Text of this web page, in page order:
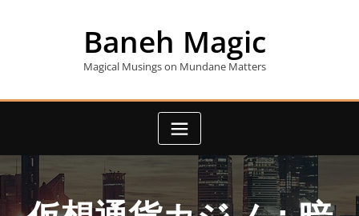
Baneh Magic
Magical Musings on Mundane Matters